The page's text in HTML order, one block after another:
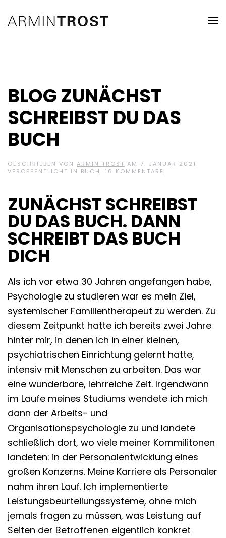
BLOG ZUNÄCHST
SCHREIBST DU DAS
BUCH
GESCHRIEBEN VON ARMIN TROST AM 7. JANUAR 2021 .
VERÖFFENTLICHT IN BUCH . 16 KOMMENTARE
DU
DAS
BUCH
ZUNÄCHST SCHREIBST
DU DAS BUCH. DANN
SCHREIBT DAS BUCH
DICH
Als ich vor etwa 30 Jahren angefangen habe,
Psychologie zu studieren war es mein Ziel,
systemischer Familientherapeut zu werden. Zu
diesem Zeitpunkt hatte ich bereits zwei Jahre
hinter mir, in denen ich in einer kleinen,
psychiatrischen Einrichtung gelernt hatte,
intensiv mit Menschen zu arbeiten. Das war
eine wunderbare, lehrreiche Zeit. Irgendwann
im Laufe meines Studiums wendete ich mich
dann der Arbeits- und
Organisationspsychologie zu und landete
schließlich dort, wo viele meiner Kommilitonen
landeten: in der Personalentwicklung eines
großen Konzerns. Meine Karriere als Personaler
nahm ihren Lauf. Ich implementierte
Leistungsbeurteilungssysteme, ohne mich
jemals fragen zu müssen, was Leistung auf
Seiten der Betroffenen eigentlich konkret